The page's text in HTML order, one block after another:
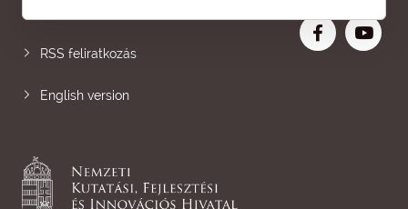
RSS feliratkozás
English version